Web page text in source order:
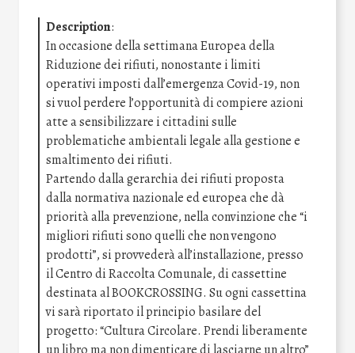
Description:
In occasione della settimana Europea della
Riduzione dei rifiuti, nonostante i limiti
operativi imposti dall’emergenza Covid-19, non
si vuol perdere l’opportunità di compiere azioni
atte a sensibilizzare i cittadini sulle
problematiche ambientali legale alla gestione e
smaltimento dei rifiuti.
Partendo dalla gerarchia dei rifiuti proposta
dalla normativa nazionale ed europea che dà
priorità alla prevenzione, nella convinzione che “i
migliori rifiuti sono quelli che non vengono
prodotti”, si provvederà all’installazione, presso
il Centro di Raccolta Comunale, di cassettine
destinata al BOOKCROSSING. Su ogni cassettina
vi sarà riportato il principio basilare del
progetto: “Cultura Circolare. Prendi liberamente